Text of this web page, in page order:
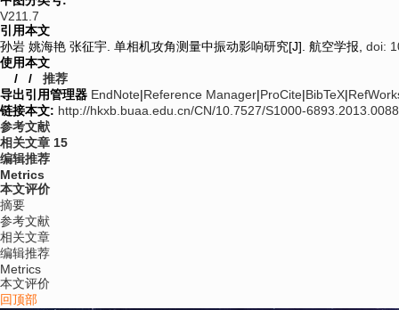
V211.7
引用本文
孙岩 姚海艳 张征宇. 单相机攻角测量中振动影响研究[J]. 航空学报, doi:
使用本文
/ / 推荐
导出引用管理器 EndNote|Reference Manager|ProCite|BibTeX|
链接本文: http://hkxb.buaa.edu.cn/CN/10.7527/S1000-6893.2013.0088
参考文献
相关文章 15
编辑推荐
Metrics
本文评价
摘要
参考文献
相关文章
编辑推荐
Metrics
本文评价
回顶部